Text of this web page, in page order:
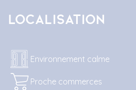
Localisation
Environnement calme
Proche commerces